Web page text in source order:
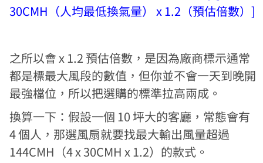
30CMH（人均最低換氣量） x 1.2（預估倍數）]
之所以會 x 1.2 預估倍數，是因為廠商標示通常
都是標最大風段的數值，但你並不會一天到晚開
最強檔位，所以把選購的標準拉高兩成。
換算一下：假設一個 10 坪大的客廳，常態會有
4 個人，那選風扇就要找最大輸出風量超過
144CMH（4 x 30CMH x 1.2）的款式。